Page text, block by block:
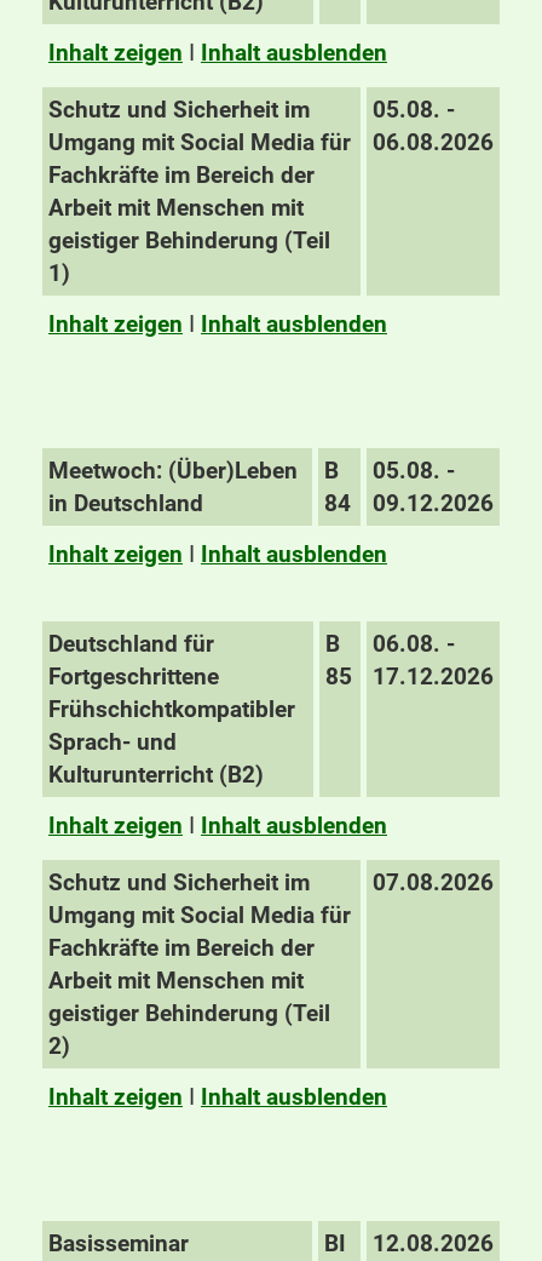
Inhalt zeigen I Inhalt ausblenden
Schutz und Sicherheit im
Umgang mit Social Media für
Fachkräfte im Bereich der
Arbeit mit Menschen mit
geistiger Behinderung (Teil
1)
05.08. -
06.08.2026
Inhalt zeigen I Inhalt ausblenden
Meetwoch: (Über)Leben
in Deutschland
B
84
05.08. -
09.12.2026
Inhalt zeigen I Inhalt ausblenden
Deutschland für
Fortgeschrittene
Frühschichtkompatibler
Sprach- und
Kulturunterricht (B2)
B
85
06.08. -
17.12.2026
Inhalt zeigen I Inhalt ausblenden
Schutz und Sicherheit im
Umgang mit Social Media für
Fachkräfte im Bereich der
Arbeit mit Menschen mit
geistiger Behinderung (Teil
2)
07.08.2026
Inhalt zeigen I Inhalt ausblenden
Basisseminar
BI
12.08.2026